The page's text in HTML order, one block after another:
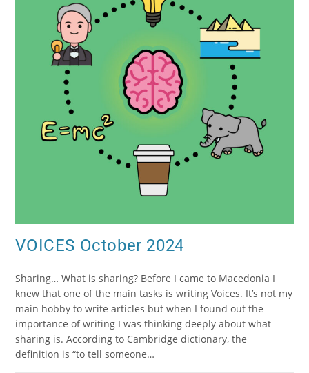
VOICES October 2024
Sharing… What is sharing? Before I came to Macedonia I
knew that one of the main tasks is writing Voices. It’s not my
main hobby to write articles but when I found out the
importance of writing I was thinking deeply about what
sharing is. According to Cambridge dictionary, the
definition is “to tell someone…